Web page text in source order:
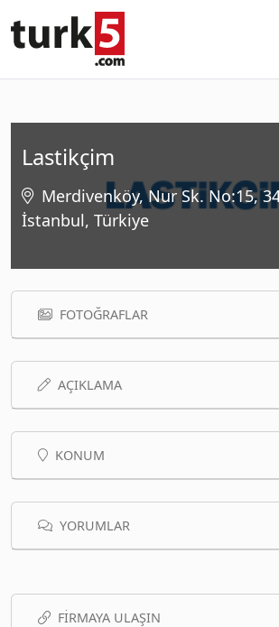
Lastikçim
Merdivenköy, Nur Sk. No:15,
İstanbul, Türkiye
FOTOĞRAFLAR
AÇIKLAMA
KONUM
YORUMLAR
FIRMAYA ULAŞIN